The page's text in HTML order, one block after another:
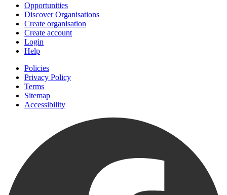
Opportunities
Discover Organisations
Create organisation
Create account
Login
Help
Policies
Privacy Policy
Terms
Sitemap
Accessibility